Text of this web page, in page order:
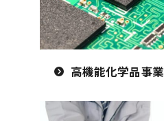
高機能化学品事業